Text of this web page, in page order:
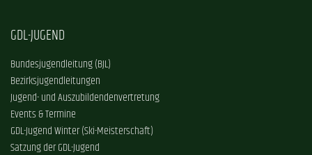
GDL-JUGEND
Bundesjugendleitung (BJL)
Bezirksjugendleitungen
Jugend- und Auszubildendenvertretung
Events & Termine
GDL-Jugend Winter (Ski-Meisterschaft)
Satzung der GDL-Jugend